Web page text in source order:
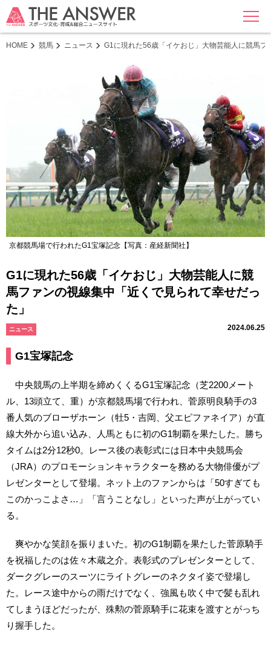
MENU
HOME 競馬 ニュース G1に現れた56歳「イケおじ」大物芸能人に競馬
京都競馬場で行われたG1宝塚記念【写真：産経新聞社】
G1に現れた56歳「イケおじ」大物芸能人に競
馬ファンの視線集中「近くで見られて幸せだっ
た」
ニュース 2024.06.25
G1宝塚記念
中央競馬の上半期を締めくくるG1宝塚記念（芝2200メート
ル、13頭立て、重）が京都競馬場で行われ、菅原明良騎手の3
番人気のブローザホーン（牡5・吉岡、父エピファネイア）が直
線大外から追い込み、人馬ともに初のG1制覇を果たした。勝ち
タイムは2分12秒0。レース後の表彰式には日本中央競馬会
（JRA）のプロモーションキャラクターを務める大物俳優がプ
レゼンターとして登場。ネット上のファンからは「50すぎても
このかっこよさ…」「言うことなし」といった声が上がってい
る。
爽やかな笑顔を振りまいた。初のG1制覇を果たした菅原騎手
を祝福したのは佐々木蔵之介。表彰式のプレゼンターとして、
ダークグレーのスーツにライトグレーのネクタイ姿で登場し
た。レース途中からの雨だけでなく、強風も吹く中で髪も乱れ
てしまうほどだったが、殊勲の菅原騎手に花束を渡すとがっち
り握手した。